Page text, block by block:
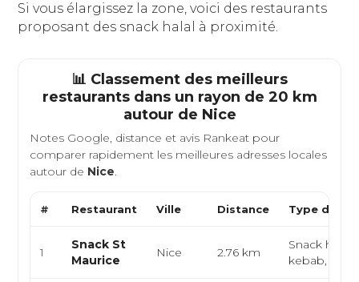
Si vous élargissez la zone, voici des restaurants
proposant des snack halal à proximité.
📊 Classement des meilleurs
restaurants dans un rayon de 20 km
autour de Nice
Notes Google, distance et avis Rankeat pour
comparer rapidement les meilleures adresses locales
autour de Nice.
# Restaurant Ville Distance Type de
1
Snack St
Maurice
Nice 2.76 km
Snack halal,
kebab, fast